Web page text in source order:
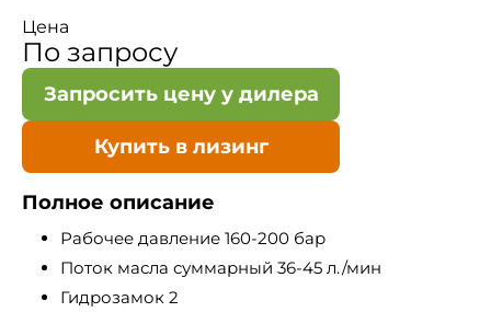
Цена
По запросу
Запросить цену у дилера
Купить в лизинг
Полное описание
Рабочее давление 160-200 бар
Поток масла суммарный 36-45 л./мин
Гидрозамок 2